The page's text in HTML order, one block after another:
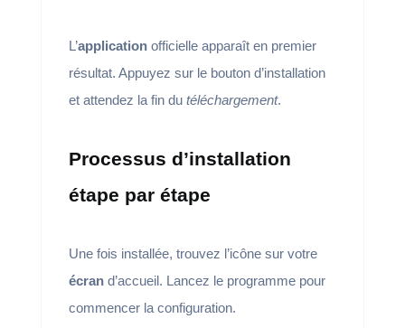
L’applicationofficielle apparaît en premier
résultat. Appuyez sur le bouton d’installation
et attendez la fin du téléchargement.
Processus d’installation
étape par étape
Une fois installée, trouvez l’icône sur votre
écrand’accueil. Lancez le programme pour
commencer la configuration.